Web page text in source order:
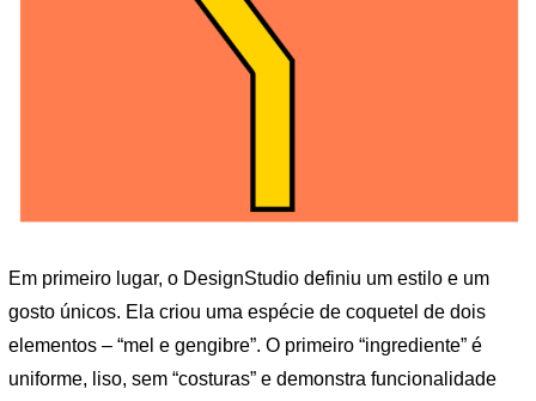
Em primeiro lugar, o DesignStudio definiu um estilo e um
gosto únicos. Ela criou uma espécie de coquetel de dois
elementos – “mel e gengibre”. O primeiro “ingrediente” é
uniforme, liso, sem “costuras” e demonstra funcionalidade